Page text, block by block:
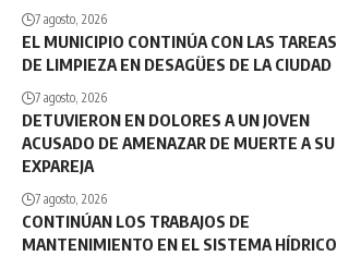
7 agosto, 2026
EL MUNICIPIO CONTINÚA CON LAS TAREAS
DE LIMPIEZA EN DESAGÜES DE LA CIUDAD
7 agosto, 2026
DETUVIERON EN DOLORES A UN JOVEN
ACUSADO DE AMENAZAR DE MUERTE A SU
EXPAREJA
7 agosto, 2026
CONTINÚAN LOS TRABAJOS DE
MANTENIMIENTO EN EL SISTEMA HÍDRICO